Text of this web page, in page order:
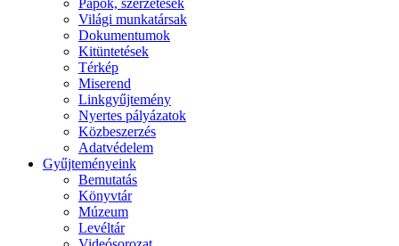
Papok, szerzetesek
Világi munkatársak
Dokumentumok
Kitüntetések
Térkép
Miserend
Linkgyűjtemény
Nyertes pályázatok
Közbeszerzés
Adatvédelem
Gyűjteményeink
Bemutatás
Könyvtár
Múzeum
Levéltár